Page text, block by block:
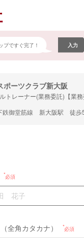
プですぐ完了！ 入力
ポーツクラブ新大阪
トレーナー(業務委託)【業務
鉄御堂筋線 新大阪駅 徒
必須
（全角カタカナ） 必須